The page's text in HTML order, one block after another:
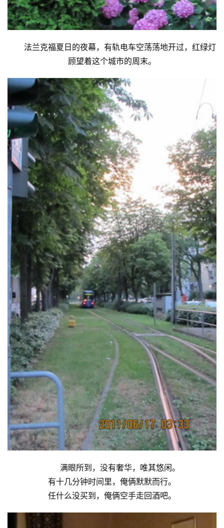
法兰克福夏日的夜幕，有轨电车空荡荡地开过，红绿灯
顾望着这个城市的周末。
满眼所到，没有奢华，唯其悠闲。
有十几分钟时间里，俺俩默默而行。
任什么没买到，俺俩空手走回酒吧。